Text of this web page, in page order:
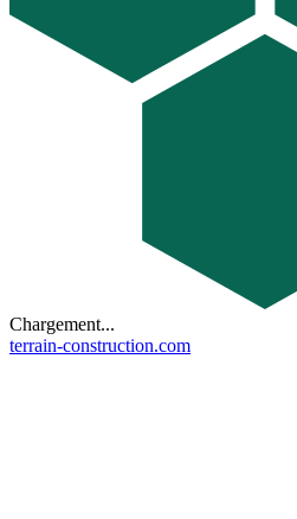
Chargement...
terrain-construction.com